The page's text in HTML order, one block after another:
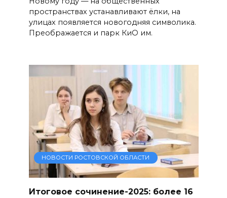
пространствах устанавливают ёлки, на
улицах появляется новогодняя символика.
Преображается и парк КиО им.
НОВОСТИ РОСТОВСКОЙ ОБЛАСТИ
Итоговое сочинение-2025: более 16